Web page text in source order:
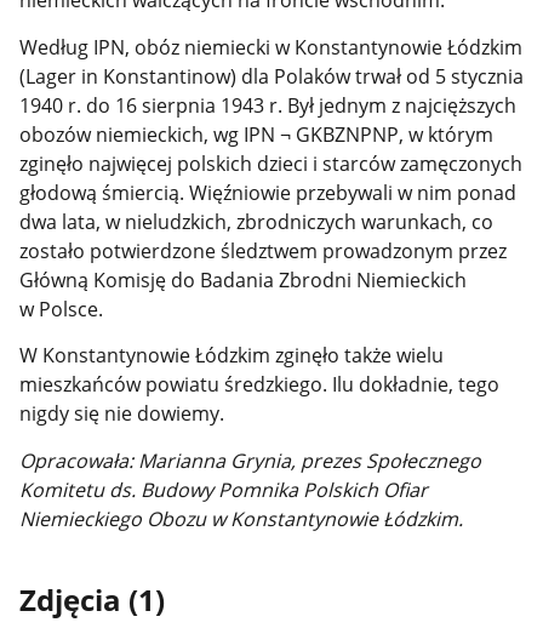
Według IPN, obóz niemiecki w Konstantynowie Łódzkim
(Lager in Konstantinow) dla Polaków trwał od 5 stycznia
1940 r. do 16 sierpnia 1943 r. Był jednym z najcięższych
obozów niemieckich, wg IPN ¬ GKBZNPNP, w którym
zginęło najwięcej polskich dzieci i starców zamęczonych
głodową śmiercią. Więźniowie przebywali w nim ponad
dwa lata, w nieludzkich, zbrodniczych warunkach, co
zostało potwierdzone śledztwem prowadzonym przez
Główną Komisję do Badania Zbrodni Niemieckich
w Polsce.
W Konstantynowie Łódzkim zginęło także wielu
mieszkańców powiatu średzkiego. Ilu dokładnie, tego
nigdy się nie dowiemy.
Opracowała: Marianna Grynia, prezes Społecznego
Komitetu ds. Budowy Pomnika Polskich Ofiar
Niemieckiego Obozu w Konstantynowie Łódzkim.
Zdjęcia (1)